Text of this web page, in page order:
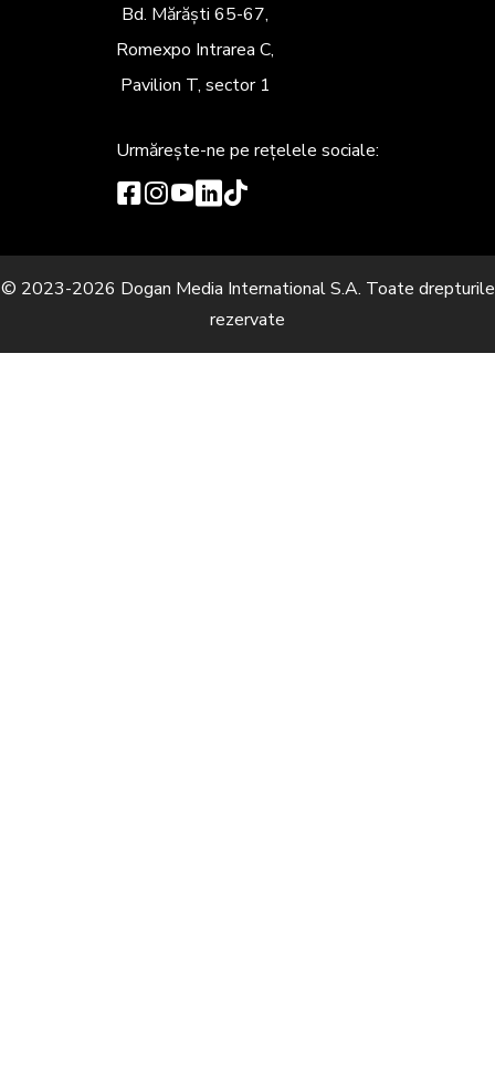
Bd. Mărăști 65-67,
Romexpo Intrarea C,
Pavilion T, sector 1
Urmărește-ne pe rețelele sociale:
© 2023-2026 Dogan Media International S.A. Toate drepturile
rezervate